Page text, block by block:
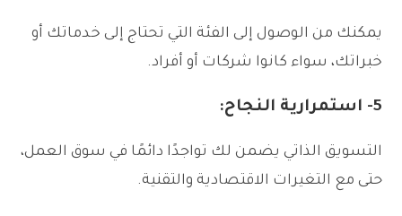
يمكنك من الوصول إلى الفئة التي تحتاج إلى خدماتك أو
خبراتك، سواء كانوا شركات أو أفراد.
5- استمرارية النجاح:
التسويق الذاتي يضمن لك تواجدًا دائمًا في سوق العمل،
حتى مع التغيرات الاقتصادية والتقنية.